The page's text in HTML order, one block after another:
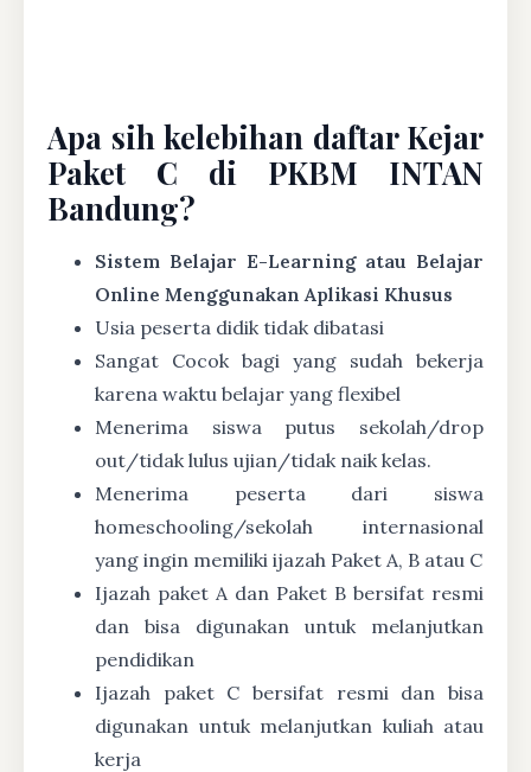
Apa sih kelebihan daftar Kejar
Paket C di PKBM INTAN
Bandung?
Sistem Belajar E-Learning atau Belajar
Online Menggunakan Aplikasi Khusus
Usia peserta didik tidak dibatasi
Sangat Cocok bagi yang sudah bekerja
karena waktu belajar yang flexibel
Menerima siswa putus sekolah/drop
out/tidak lulus ujian/tidak naik kelas.
Menerima peserta dari siswa
homeschooling/sekolah internasional
yang ingin memiliki ijazah Paket A, B atau C
Ijazah paket A dan Paket B bersifat resmi
dan bisa digunakan untuk melanjutkan
pendidikan
Ijazah paket C bersifat resmi dan bisa
digunakan untuk melanjutkan kuliah atau
kerja